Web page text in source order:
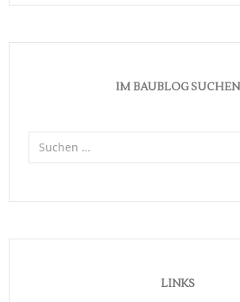
IM BAUBLOG SUCHEN
Suchen
nach:
LINKS